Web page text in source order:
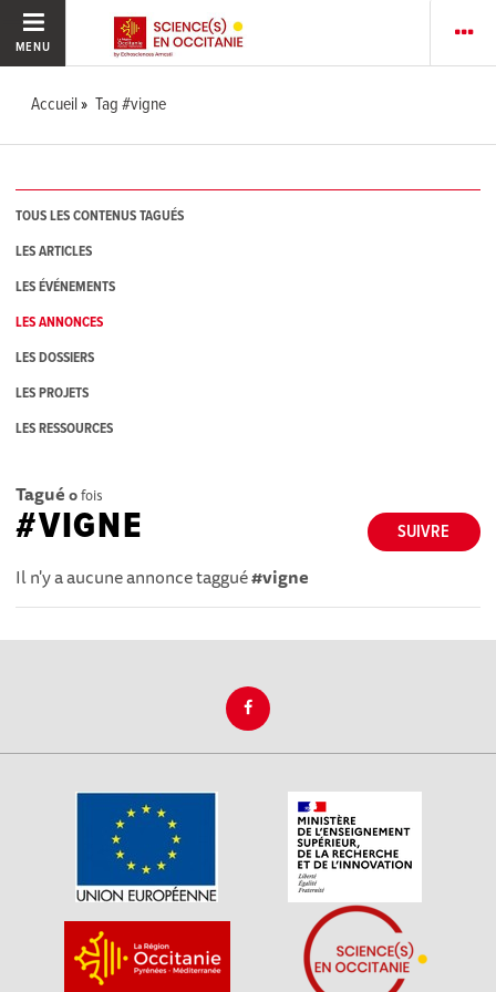
MENU
Accueil Tag #vigne
TOUS LES CONTENUS TAGUÉS
LES ARTICLES
LES ÉVÉNEMENTS
LES ANNONCES
LES DOSSIERS
LES PROJETS
LES RESSOURCES
Tagué 0fois
SUIVRE
#VIGNE
Il n'y a aucune annonce taggué#vigne